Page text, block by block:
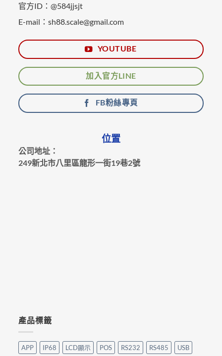
官方ID：@584jjsjt
E-mail：sh88.scale@gmail.com
YOUTUBE
加入官方LINE
FB粉絲專頁
位置
公司地址：
249新北市八里區龍形一街19巷2號
產品標籤
APP IP68 LCD顯示 POS RS232 RS485 USB